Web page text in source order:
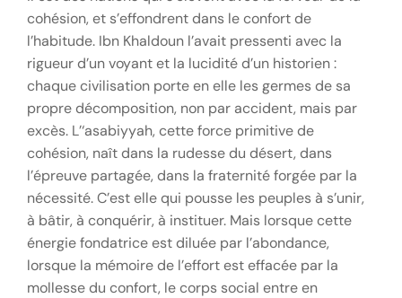
cohésion, et s’effondrent dans le confort de
l’habitude. Ibn Khaldoun l’avait pressenti avec la
rigueur d’un voyant et la lucidité d’un historien :
chaque civilisation porte en elle les germes de sa
propre décomposition, non par accident, mais par
excès. L’‘asabiyyah, cette force primitive de
cohésion, naît dans la rudesse du désert, dans
l’épreuve partagée, dans la fraternité forgée par la
nécessité. C’est elle qui pousse les peuples à s’unir,
à bâtir, à conquérir, à instituer. Mais lorsque cette
énergie fondatrice est diluée par l’abondance,
lorsque la mémoire de l’effort est effacée par la
mollesse du confort, le corps social entre en